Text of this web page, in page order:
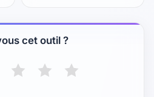
cet outil ?